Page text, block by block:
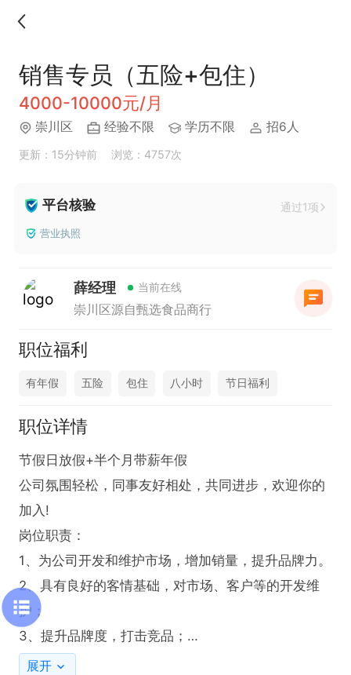
销售专员（五险+包住）
4000-10000元/月
崇川区 经验不限 学历不限 招6人
更新：15分钟前 浏览：4757次
平台核验 通过1项
营业执照
薛经理 当前在线
崇川区源自甄选食品商行
职位福利
有年假 五险 包住 八小时 节日福利
职位详情
节假日放假+半个月带薪年假
公司氛围轻松，同事友好相处，共同进步，欢迎你的
加入!
岗位职责：
1、为公司开发和维护市场，增加销量，提升品牌力。
2、具有良好的客情基础，对市场、客户等的开发维
护；
3、提升品牌度，打击竞品；
4、完成领导交办的其他工作；
展开